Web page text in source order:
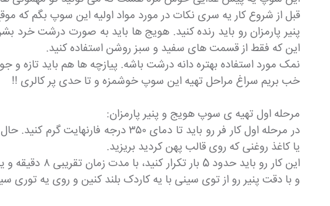
قبل از شروع کار یه سری نکات در مورد مواد اولیه این سوپ بگم که
پنیر پارمزان رو باید رنده کنید. هویج ها باید به صورت درشت
این که فقط از قسمت های سفید و سبز روشن استفاده کنید.
نمک مورد استفاده بهتره دانه درشت باشه. پیازچه ها هم باید تازه و
خب بریم سراغ مراحل تهیه این سوپ خوشمزه و تا حدی پر کالری !!
مرحله اول تهیه ی سوپ هویج و پنیر پارمزان:
یا کاغذ روغنی که روی قالب پهن کردید بریزید.
و با دقت پنیر رو از توی سینی با یه کاردک بلند کنین و روی یه توری